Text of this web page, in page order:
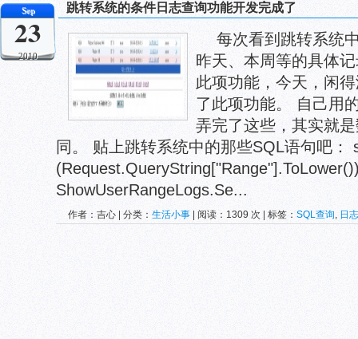
Sep
23
2010
跳转系统的条件日志查询功能开发完成了
每次看到跳转系统
昨天、本周等的具体
此项功能，今天，闲
了此项功能。 自己用
弄完了这些，其实就
同。 贴上跳转系统中的那些SQL语句吧：
ShowUserRangeLogs.Se...
作者：吉心 | 分类： 生活小事 | 阅读：1309 次 | 标签： SQL查询, 日志